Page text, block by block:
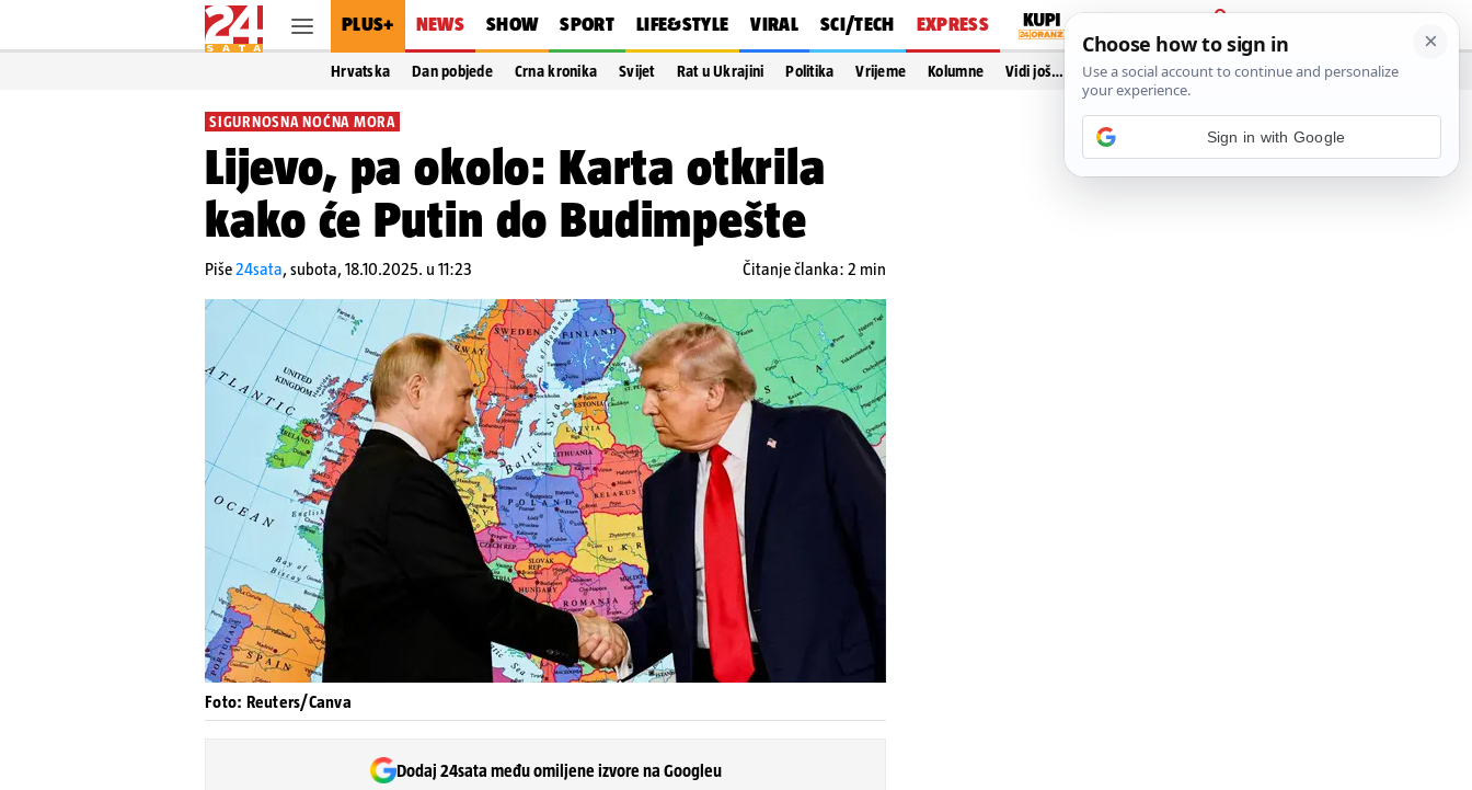
PLUS+ NEWS SHOW SPORT LIFE&STYLE VIRAL SCI/TECH EXPRESS
PRIJAVA
Hrvatska Dan pobjede Crna kronika Svijet Rat u Ukrajini Politika Vrijeme Kolumne Vidi još…
SIGURNOSNA NOĆNA MORA
Lijevo, pa okolo: Karta otkrila
kako će Putin do Budimpešte
Piše24sata,subota, 18.10.2025. u 11:23 Čitanje članka: 2 min
Foto: Reuters/Canva
Dodaj 24sata među omiljene izvore na Googleu